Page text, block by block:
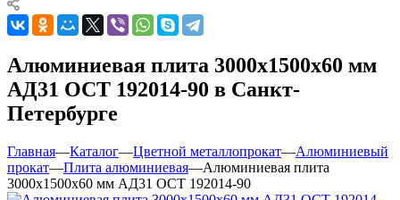
Алюминиевая плита 3000х1500х60 мм
АД31 ОСТ 192014-90 в Санкт-
Петербурге
Главная—Каталог—Цветной металлопрокат—Алюминиевый
прокат—Плита алюминиевая—Алюминиевая плита
3000х1500х60 мм АД31 ОСТ 192014-90